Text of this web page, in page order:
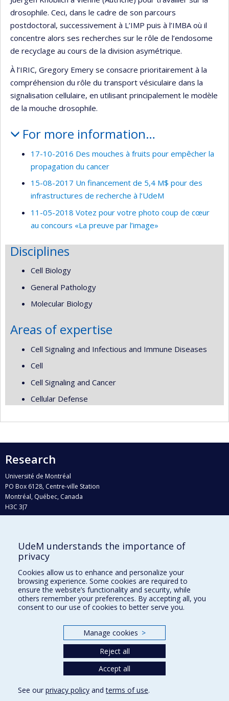
drosophile. Ceci, dans le cadre de son parcours
postdoctoral, successivement à L’IMP puis à l’IMBA où il
concentre alors ses recherches sur le rôle de l’endosome
de recyclage au cours de la division asymétrique.
À l’IRIC, Gregory Emery se consacre prioritairement à la
compréhension du rôle du transport vésiculaire dans la
signalisation cellulaire, en utilisant principalement le modèle
de la mouche drosophile.
For more information…
17-10-2016 Des mouches à fruits pour empêcher la
propagation du cancer
15-08-2017 Un financement de 5,4 M$ pour des
infrastructures de recherche à l’UdeM
11-05-2018 Votez pour votre photo coup de cœur
au concours «La preuve par l’image»
Disciplines
Cell Biology
General Pathology
Molecular Biology
Areas of expertise
Cell Signaling and Infectious and Immune Diseases
Cell
Cell Signaling and Cancer
Cellular Defense
Research
Université de Montréal
PO Box 6128, Centre-ville Station
Montréal, Québec, Canada
H3C 3J7
Who does what?
Find us
Site map
Accessibility
UdeM understands the importance of
privacy
Cookies allow us to enhance and personalize your
browsing experience. Some cookies are required to
ensure the website’s functionality and security, while
others remember your preferences. By accepting all, you
consent to our use of cookies to better serve you.
Manage cookies >
Reject all
Accept all
See our privacy policy andterms of use.